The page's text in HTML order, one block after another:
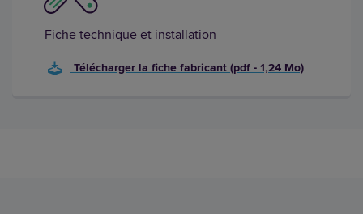
Fiche technique et installation
Télécharger la fiche fabricant (pdf - 1,24 Mo)